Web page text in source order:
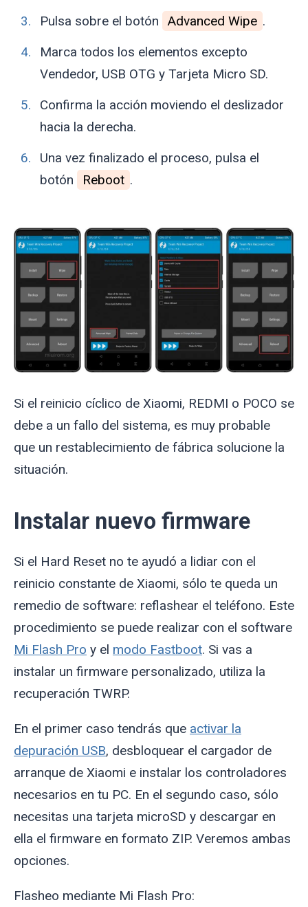
Pulsa sobre el botón
Advanced Wipe .
Marca todos los elementos excepto
Vendedor, USB OTG y Tarjeta Micro SD.
Confirma la acción moviendo el deslizador
hacia la derecha.
Una vez finalizado el proceso, pulsa el
botón
Reboot .
Si el reinicio cíclico de Xiaomi, REDMI o POCO se
debe a un fallo del sistema, es muy probable
que un restablecimiento de fábrica solucione la
situación.
Instalar nuevo firmware
Si el Hard Reset no te ayudó a lidiar con el
reinicio constante de Xiaomi, sólo te queda un
remedio de software: reflashear el teléfono. Este
procedimiento se puede realizar con el software
Mi Flash Pro y el modo Fastboot. Si vas a
instalar un firmware personalizado, utiliza la
recuperación TWRP.
En el primer caso tendrás que activar la
depuración USB, desbloquear el cargador de
arranque de Xiaomi e instalar los controladores
necesarios en tu PC. En el segundo caso, sólo
necesitas una tarjeta microSD y descargar en
ella el firmware en formato ZIP. Veremos ambas
opciones.
Flasheo mediante Mi Flash Pro: